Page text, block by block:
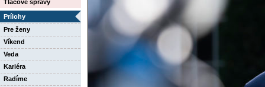
Tlačové správy
Prílohy
Pre ženy
Víkend
Veda
Kariéra
Radíme